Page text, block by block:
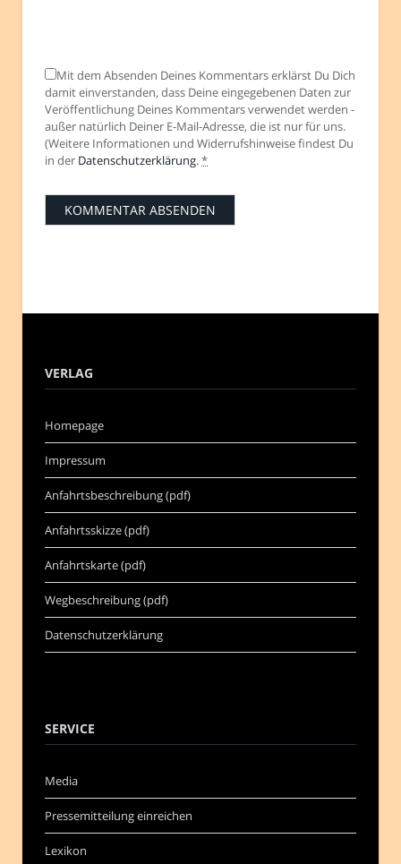
Mit dem Absenden Deines Kommentars erklärst Du Dich
damit einverstanden, dass Deine eingegebenen Daten zur
Veröffentlichung Deines Kommentars verwendet werden -
außer natürlich Deiner E-Mail-Adresse, die ist nur für uns.
(Weitere Informationen und Widerrufshinweise findest Du
in der Datenschutzerklärung.*
VERLAG
Homepage
Impressum
Anfahrtsbeschreibung (pdf)
Anfahrtsskizze (pdf)
Anfahrtskarte (pdf)
Wegbeschreibung (pdf)
Datenschutzerklärung
SERVICE
Media
Pressemitteilung einreichen
Lexikon